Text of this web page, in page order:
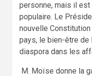
personne, mais il
populaire. Le
nouvelle
pays, le bien-être de
diaspora dans les
M. Moïse donne la